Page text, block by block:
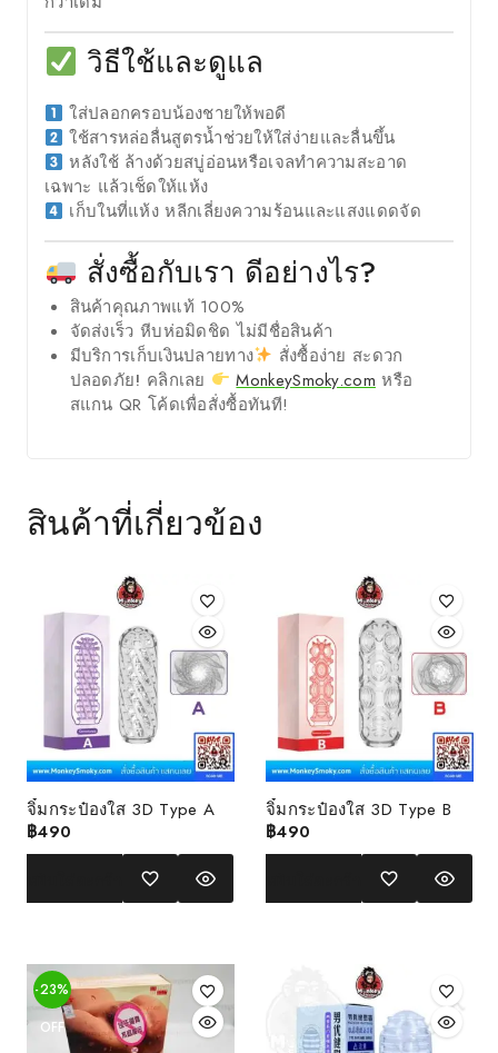
วิธีใช้และดูแล
ใส่ปลอกครอบน้องชายให้พอดี
ใช้สารหล่อลื่นสูตรน้ำช่วยให้ใส่ง่ายและลื่นขึ้น
หลังใช้ ล้างด้วยสบู่อ่อนหรือเจลทำความสะอาด
เฉพาะ แล้วเช็ดให้แห้ง
เก็บในที่แห้ง หลีกเลี่ยงความร้อนและแสงแดดจัด
สั่งซื้อกับเรา ดีอย่างไร?
สินค้าคุณภาพแท้ 100%
จัดส่งเร็ว หีบห่อมิดชิด ไม่มีชื่อสินค้า
มีบริการเก็บเงินปลายทาง
สั่งซื้อง่าย สะดวก
ปลอดภัย! คลิกเลย MonkeySmoky.com หรือ
สแกน QR โค้ดเพื่อสั่งซื้อทันที!
สินค้าที่เกี่ยวข้อง
จิ๋มกระป๋องใส 3D Type A
฿490
จิ๋มกระป๋องใส 3D Type B
฿490
-23%
OFF